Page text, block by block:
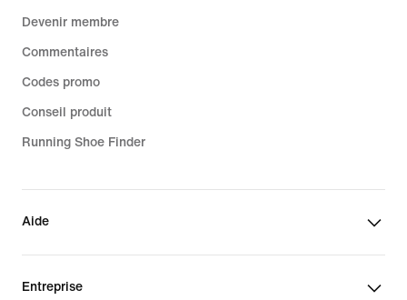
Devenir membre
Commentaires
Codes promo
Conseil produit
Running Shoe Finder
Aide
Entreprise